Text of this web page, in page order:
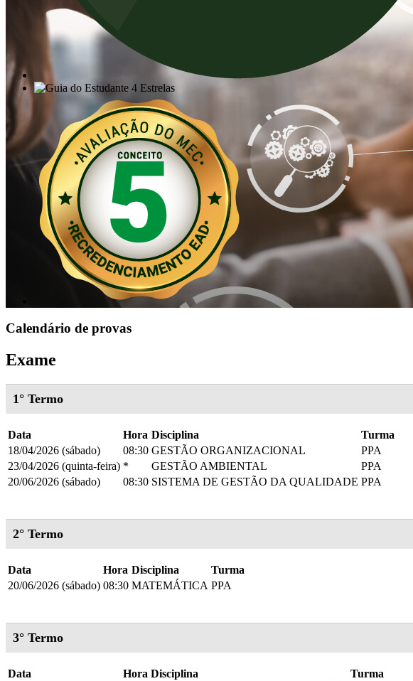
Calendário de provas
Exame
1° Termo
Data Hora Disciplina
Turma
18/04/2026 (sábado)
08:30 GESTÃO ORGANIZACIONAL
PPA
23/04/2026 (quinta-feira) * GESTÃO AMBIENTAL
PPA
20/06/2026 (sábado)
08:30 SISTEMA DE GESTÃO DA QUALIDADE PPA
2° Termo
Data Hora Disciplina
Turma
20/06/2026 (sábado) 08:30 MATEMÁTICA PPA
3° Termo
Data Hora Disciplina
Turma